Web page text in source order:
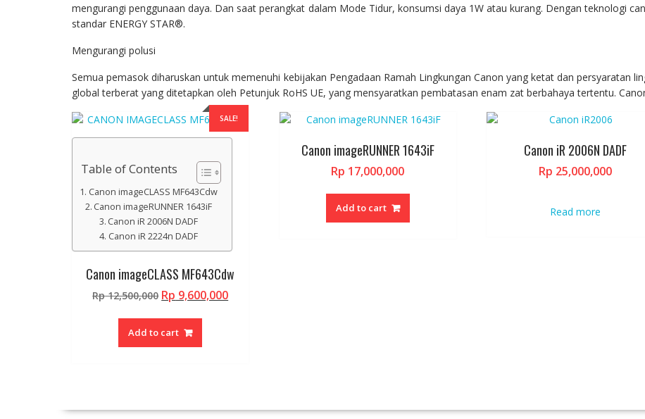
mengurangi penggunaan daya. Dan saat perangkat dalam Mode Tidur, konsumsi daya 1W atau kurang. Dengan teknologi
standar ENERGY STAR®.
Mengurangi polusi
Semua pemasok diharuskan untuk memenuhi kebijakan Pengadaan Ramah Lingkungan Canon yang ketat dan persyaratan
global terberat yang ditetapkan oleh Petunjuk RoHS UE, yang mensyaratkan pembatasan enam zat berbahaya tertentu.
SALE!
Table of Contents
Canon imageCLASS MF643Cdw
Canon imageRUNNER 1643iF
Canon iR 2006N DADF
Canon iR 2224n DADF
Canon imageCLASS MF643Cdw
Rp12,500,000 Original
was:
Rp 12,500,000.
Rp 9,600,000Current
Add to cart
Canon imageRUNNER 1643iF
Rp 17,000,000
Add to cart
Canon iR 2006N DADF
Rp 25,000,000
Read more